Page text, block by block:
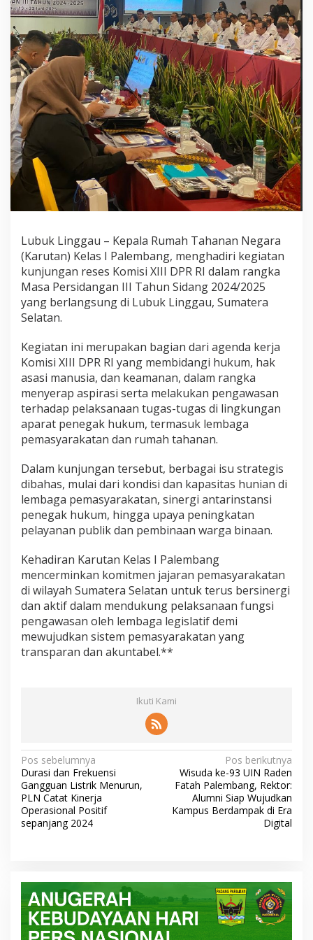
Lubuk Linggau – Kepala Rumah Tahanan Negara
(Karutan) Kelas I Palembang, menghadiri kegiatan
kunjungan reses Komisi XIII DPR RI dalam rangka
Masa Persidangan III Tahun Sidang 2024/2025
yang berlangsung di Lubuk Linggau, Sumatera
Selatan.
Kegiatan ini merupakan bagian dari agenda kerja
Komisi XIII DPR RI yang membidangi hukum, hak
asasi manusia, dan keamanan, dalam rangka
menyerap aspirasi serta melakukan pengawasan
terhadap pelaksanaan tugas-tugas di lingkungan
aparat penegak hukum, termasuk lembaga
pemasyarakatan dan rumah tahanan.
Dalam kunjungan tersebut, berbagai isu strategis
dibahas, mulai dari kondisi dan kapasitas hunian di
lembaga pemasyarakatan, sinergi antarinstansi
penegak hukum, hingga upaya peningkatan
pelayanan publik dan pembinaan warga binaan.
Kehadiran Karutan Kelas I Palembang
mencerminkan komitmen jajaran pemasyarakatan
di wilayah Sumatera Selatan untuk terus bersinergi
dan aktif dalam mendukung pelaksanaan fungsi
pengawasan oleh lembaga legislatif demi
mewujudkan sistem pemasyarakatan yang
transparan dan akuntabel.**
Ikuti Kami
N
a
v
i
s
i
p
Pos sebelumnya
Durasi dan Frekuensi
Gangguan Listrik Menurun,
PLN Catat Kinerja
Operasional Positif
sepanjang 2024
Pos berikutnya
Wisuda ke-93 UIN Raden
Fatah Palembang, Rektor:
Alumni Siap Wujudkan
Kampus Berdampak di Era
Digital